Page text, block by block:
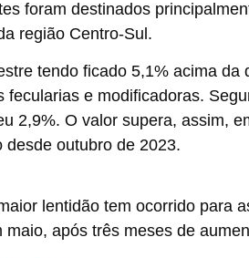
foram destinados
região Centro-Sul.
tendo ficado 5,1% acima
fecularias e modificadoras.
2,9%. O valor supera, assim,
outubro de 2023.
lentidão tem ocorrido para
após três meses de